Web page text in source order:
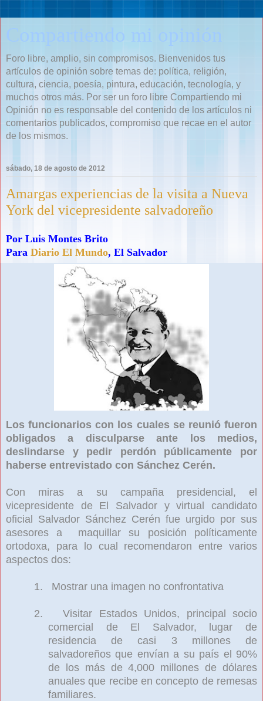
Compartiendo mi opinión
Foro libre, amplio, sin compromisos. Bienvenidos tus
artículos de opinión sobre temas de: política, religión,
cultura, ciencia, poesía, pintura, educación, tecnología, y
muchos otros más. Por ser un foro libre Compartiendo mi
Opinión no es responsable del contenido de los artículos ni
comentarios publicados, compromiso que recae en el autor
de los mismos.
sábado, 18 de agosto de 2012
Amargas experiencias de la visita a Nueva
York del vicepresidente salvadoreño
Por Luis Montes Brito
Para Diario El Mundo, El Salvador
Los funcionarios con los cuales se reunió fueron
obligados a disculparse ante los medios,
deslindarse y pedir perdón públicamente por
haberse entrevistado con Sánchez Cerén.
Con miras a su campaña presidencial, el
vicepresidente de El Salvador y virtual candidato
oficial Salvador Sánchez Cerén fue urgido por sus
asesores a maquillar su posición políticamente
ortodoxa, para lo cual recomendaron entre varios
aspectos dos:
1. Mostrar una imagen no confrontativa
2.Visitar Estados Unidos, principal socio
comercial de El Salvador, lugar de
residencia de casi 3 millones de
salvadoreños que envían a su país el 90%
de los más de 4,000 millones de dólares
anuales que recibe en concepto de remesas
familiares.